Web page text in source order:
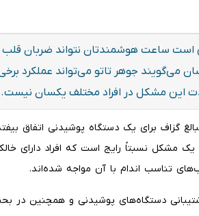
است ساعت هوشمندتان نتواند ضربان
می‌گویند جوهر تاتو می‌تواند عملکرد
این مشکل در افراد مختلف یکسان نیست.
گزاف برای یک دستگاه پوشیدنی اتفاق
مشکل نسبتاً رایج است که افراد دارای
تناسب اندام با آن مواجه شده‌اند.
دستگاه‌های پوشیدنی و همچنین در